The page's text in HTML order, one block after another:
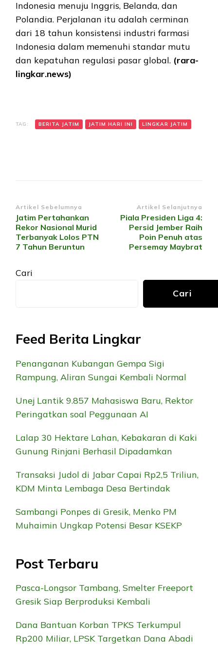
Indonesia menuju Inggris, Belanda, dan
Polandia. Perjalanan itu adalah cerminan
dari 18 tahun konsistensi industri farmasi
Indonesia dalam memenuhi standar mutu
dan kepatuhan regulasi pasar global. (rara-
lingkar.news)
TAG: BERITA JATIM JATIM HARI INI LINGKAR JATIM
Navigasi
Artikel
Artikel Sebelumnya
Jatim Pertahankan
Rekor Nasional Murid
Terbanyak Lolos PTN
7 Tahun Beruntun
Artikel Selanjutnya
Piala Presiden Liga 4:
Persid Jember Raih
Poin Penuh atas
Persemay Maybrat
Cari
Cari
Feed Berita Lingkar
Penanganan Kubangan Gempa Sigi
Rampung, Aliran Sungai Kembali Normal
Unej Lantik 9.857 Mahasiswa Baru, Rektor
Peringatkan soal Peggunaan AI
Lalap 30 Hektare Lahan, Kebakaran di Kaki
Gunung Rinjani Berhasil Dipadamkan
Transaksi Judol di Jabar Capai Rp2,5 Triliun,
KDM Minta Lembaga Desa Bertindak
Sambangi Ponpes di Gresik, Menko PM
Muhaimin Ungkap Potensi Besar KSEKP
Post Terbaru
Pasca-Longsor Tambang, Smelter Freeport
Gresik Siap Berproduksi Kembali
Dana Bantuan Korban TPKS Terkumpul
Rp200 Miliar, LPSK Targetkan Dana Abadi